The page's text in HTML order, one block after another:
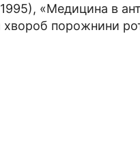
1995), «Медицина в
хвороб порожнини